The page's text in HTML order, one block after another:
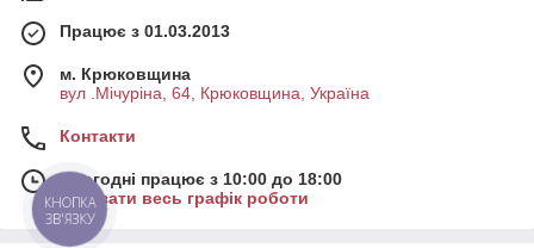
Працює з 01.03.2013
м. Крюковщина
вул .Мічуріна, 64, Крюковщина, Україна
Контакти
Сьогодні працює з 10:00 до 18:00
Показати весь графік роботи
КНОПКА
ЗВ'ЯЗКУ